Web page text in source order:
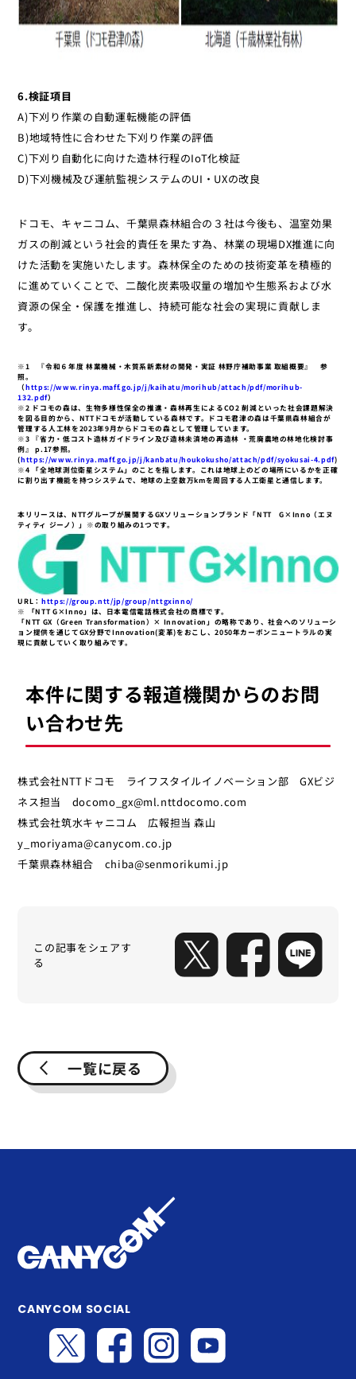
6.検証項目
A)下刈り作業の自動運転機能の評価
B)地域特性に合わせた下刈り作業の評価
C)下刈り自動化に向けた造林行程のIoT化検証
D)下刈機械及び運航監視システムのUI・UXの改良
ドコモ、キャニコム、千葉県森林組合の３社は今後も、温室効果
ガスの削減という社会的責任を果たす為、林業の現場DX推進に向
けた活動を実施いたします。森林保全のための技術変革を積極的
に進めていくことで、二酸化炭素吸収量の増加や生態系および水
資源の保全・保護を推進し、持続可能な社会の実現に貢献しま
す。
※1 『令和６年度 林業機械・木質系新素材の開発・実証 林野庁補助事業 取組概要』 参
照。
（https://www.rinya.maff.go.jp/j/kaihatu/morihub/attach/pdf/morihub-
132.pdf）
※2 ドコモの森は、生物多様性保全の推進・森林再生によるCO2 削減といった社会課題解決
を図る目的から、NTTドコモが活動している森林です。ドコモ君津の森は千葉県森林組合が
管理する人工林を2023年9月からドコモの森として管理しています。
※3 『省力・低コスト造林ガイドライン及び造林未済地の再造林 ・荒廃農地の林地化検討事
例』 p.17参照。
(https://www.rinya.maff.go.jp/j/kanbatu/houkokusho/attach/pdf/syokusai-4.pdf)
※4 「全地球測位衛星システム」のことを指します。これは地球上のどの場所にいるかを正確
に割り出す機能を持つシステムで、地球の上空数万kmを周回する人工衛星と通信します。
本リリースは、NTTグループが展開するGXソリューションブランド「NTT G×Inno（エヌ
ティティ ジーノ）」※の取り組みの1つです。
URL：https://group.ntt/jp/group/nttgxinno/
※ 「NTT G×Inno」は、日本電信電話株式会社の商標です。
「NTT GX（Green Transformation）× Innovation」の略称であり、社会へのソリューシ
ョン提供を通じてGX分野でInnovation(変革)をおこし、2050年カーボンニュートラルの実
現に貢献していく取り組みです。
本件に関する報道機関からのお問
い合わせ先
株式会社NTTドコモ ライフスタイルイノベーション部 GXビジ
ネス担当 docomo_gx@ml.nttdocomo.com
株式会社筑水キャニコム 広報担当 森山
y_moriyama@canycom.co.jp
千葉県森林組合 chiba@senmorikumi.jp
この記事をシェアす
る
一覧に戻る
CANYCOM SOCIAL